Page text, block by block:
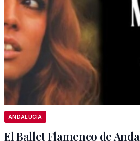
ANDALUCÍA
El Ballet Flamenco de